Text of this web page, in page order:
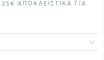
ΑΠΟΚΛΕΙΣΤΙΚΑ ΓΙΑ